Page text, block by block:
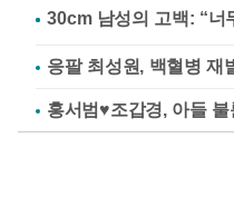
응팔 최성원, 백혈병
홍서범♥조갑경, 아들